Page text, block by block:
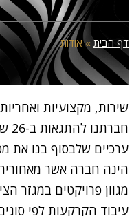
דף הבית»אודות
שירות, מקצועיות
ערכיים שלבסוף בנו את
הינה חברה אשר
מגוון פרויקטים במגזר
עיבוד הקרקעות לפי